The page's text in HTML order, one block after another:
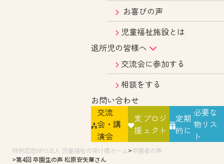
お喜びの声
児童福祉施設とは
退所児の皆様へ
交流会に参加する
相談をする
お問い合わせ
交流
会・講
演会
支
援
プロジ
ェクト
定期
的に
必要な
物リス
ト
特例認定NPO法人 児童福祉の架け橋ホーム 卒園者の声
第4回 卒園生の声 松原安矢華さん